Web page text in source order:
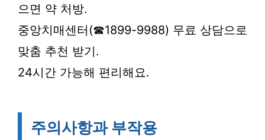
으면 약 처방.
중앙치매센터(☎1899-9988) 무료 상담으로
맞춤 추천 받기.
24시간 가능해 편리해요.
주의사항과 부작용